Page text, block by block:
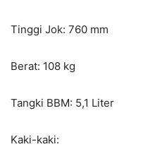
Tinggi Jok: 760 mm
Berat: 108 kg
Tangki BBM: 5,1 Liter
Kaki-kaki: